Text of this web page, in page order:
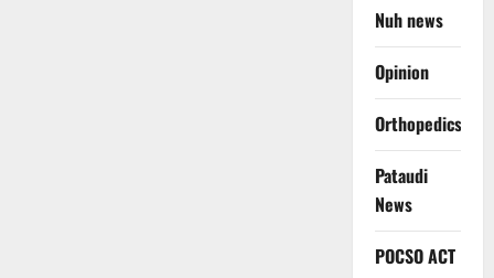
Nuh news
Opinion
Orthopedics
Pataudi
News
POCSO ACT